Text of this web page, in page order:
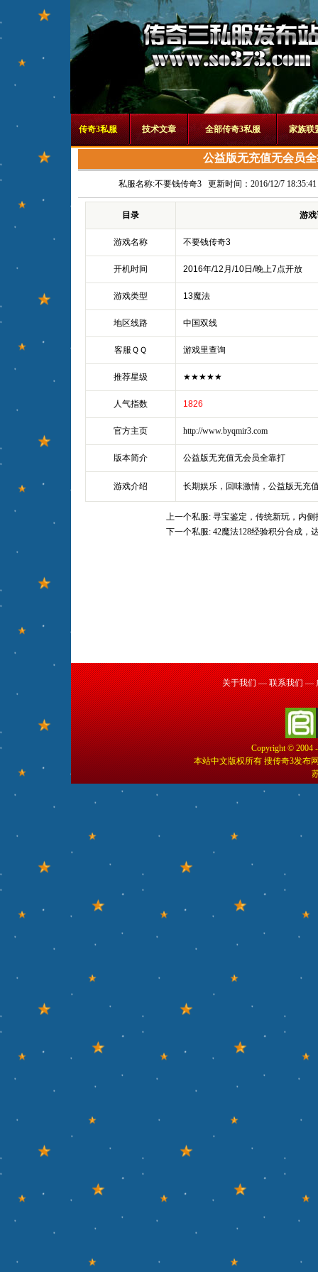
传奇3私服 技术文章 全部传奇3私服 家族联
公益版无充值无会员
私服名称:不要钱传奇3更新时间：2016/12/7 18:35:41
目录 游
游戏名称 不要钱传奇3
开机时间 2016年/12月/10日/晚上7点开放
游戏类型 13魔法
地区线路 中国双线
客服ＱＱ 游戏里查询
推荐星级 ★★★★★
人气指数 1826
官方主页 http://www.byqmir3.com
版本简介 公益版无充值无会员全靠打
游戏介绍 长期娱乐，回味激情，公益版无充
上一个私服: 寻宝鉴定，传统新玩，内侧
下一个私服: 42魔法128经验积分合成，
关于我们 — 联系我们 —
Copyright © 2004
本站中文版权所有 搜传奇3发布